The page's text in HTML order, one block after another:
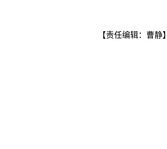
【责任编辑：曹静】